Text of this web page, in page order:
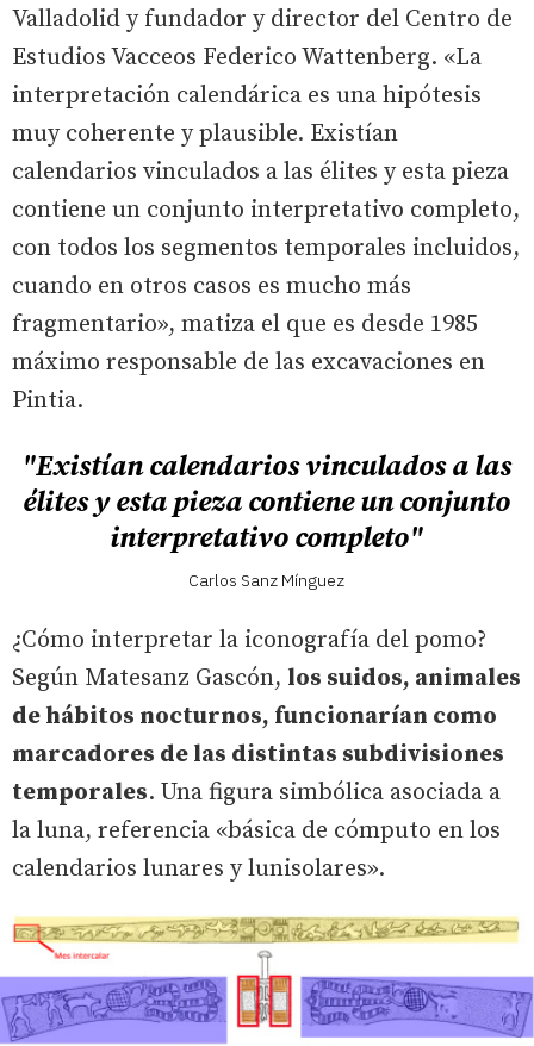
Valladolid y fundador y director del Centro de
Estudios Vacceos Federico Wattenberg. «La
interpretación calendárica es una hipótesis
muy coherente y plausible. Existían
calendarios vinculados a las élites y esta pieza
contiene un conjunto interpretativo completo,
con todos los segmentos temporales incluidos,
cuando en otros casos es mucho más
fragmentario», matiza el que es desde 1985
máximo responsable de las excavaciones en
Pintia.
"Existían calendarios vinculados a las
élites y esta pieza contiene un conjunto
interpretativo completo"
Carlos Sanz Mínguez
¿Cómo interpretar la iconografía del pomo?
Según Matesanz Gascón, los suidos, animales
de hábitos nocturnos, funcionarían como
marcadores de las distintas subdivisiones
temporales. Una figura simbólica asociada a
la luna, referencia «básica de cómputo en los
calendarios lunares y lunisolares».